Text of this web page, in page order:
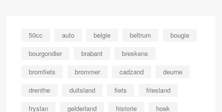
50cc auto belgie beltrum
bougie
bourgondier
brabant
breskens
bromfiets
brommer cadzand
deurne
drenthe
duitsland fiets
friesland
fryslan
gelderland historie
hoek